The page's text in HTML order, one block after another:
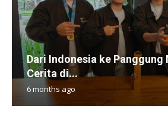
Dari Indonesia ke Panggung
Cerita di...
6 months ago